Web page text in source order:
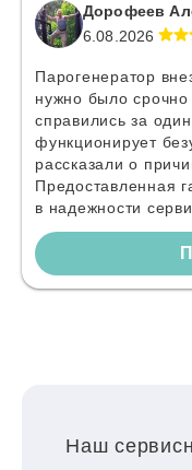
Дорофеев
6.08.2026
Парогенератор
нужно было срочно
справились за
функционирует
рассказали о
Предоставленная
в надежности
Наш